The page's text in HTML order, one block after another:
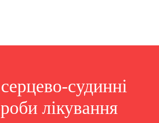
серцево-судинні
лікування